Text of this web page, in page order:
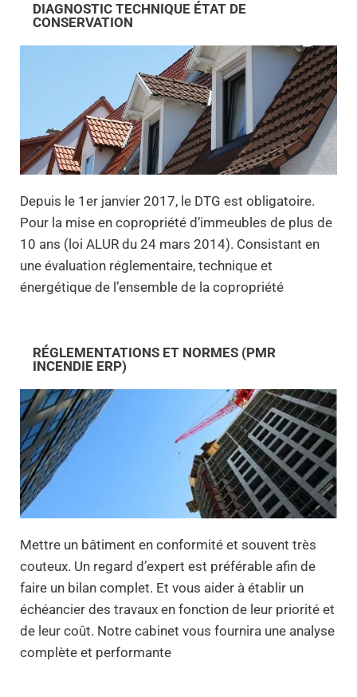
DIAGNOSTIC TECHNIQUE ÉTAT DE
CONSERVATION
Depuis le 1er janvier 2017, le DTG est obligatoire.
Pour la mise en copropriété d’immeubles de plus de
10 ans (loi ALUR du 24 mars 2014). Consistant en
une évaluation réglementaire, technique et
énergétique de l’ensemble de la copropriété
RÉGLEMENTATIONS ET NORMES (PMR
INCENDIE ERP)
Mettre un bâtiment en conformité et souvent très
couteux. Un regard d’expert est préférable afin de
faire un bilan complet. Et vous aider à établir un
échéancier des travaux en fonction de leur priorité et
de leur coût. Notre cabinet vous fournira une analyse
complète et performante